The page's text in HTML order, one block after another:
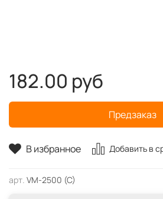
В избранное Добавить в
арт. VM-2500 (C)
182.00 руб
Предзаказ